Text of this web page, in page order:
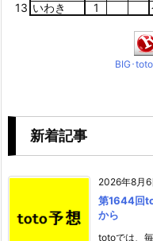
13 いわき 1
BIG･
新着記事
2026年8月6
第1644回
から
totoでは、